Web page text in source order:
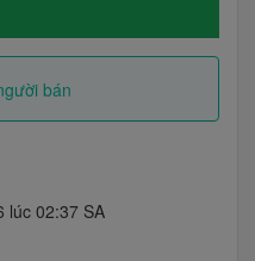
bán
lúc 02:37 SA